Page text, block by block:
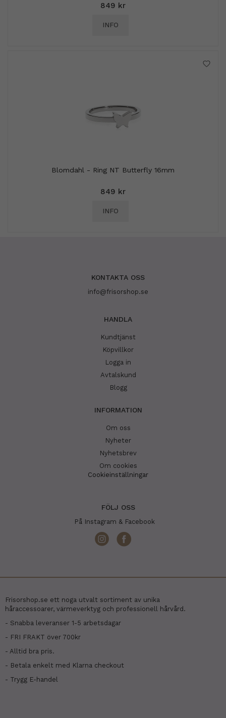
849 kr
INFO
Blomdahl - Ring NT Butterfly 16mm
849 kr
INFO
KONTAKTA OSS
info@frisorshop.se
HANDLA
Kundtjänst
Köpvillkor
Logga in
Avtalskund
Blogg
INFORMATION
Om oss
Nyheter
Nyhetsbrev
Om cookies
Cookieinställningar
FÖLJ OSS
På Instagram & Facebook
Frisorshop.se ett noga utvalt sortiment av unika
håraccessoarer, värmeverktyg och professionell hårvård.
- Snabba leveranser 1-5 arbetsdagar
- FRI FRAKT över 700kr
- Alltid bra pris.
- Betala enkelt med Klarna checkout
- Trygg E-handel